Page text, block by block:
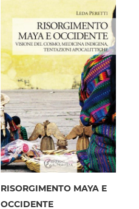
RISORGIMENTO MAYA E
OCCIDENTE